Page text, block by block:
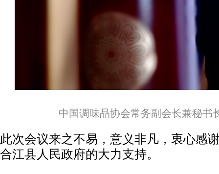
中国调味品协会常务副会长兼秘书
此次会议来之不易，意义非凡，衷心感
合江县人民政府的大力支持。